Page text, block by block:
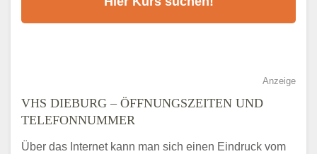
Anzeige
VHS DIEBURG – ÖFFNUNGSZEITEN UND
TELEFONNUMMER
Über das Internet kann man sich einen Eindruck vom